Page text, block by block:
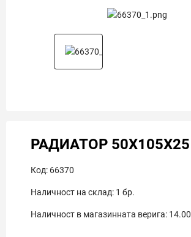
РАДИАТОР 50X105X25
Код: 66370
Наличност на склад: 1 бр.
Наличност в магазинната верига: 14.00